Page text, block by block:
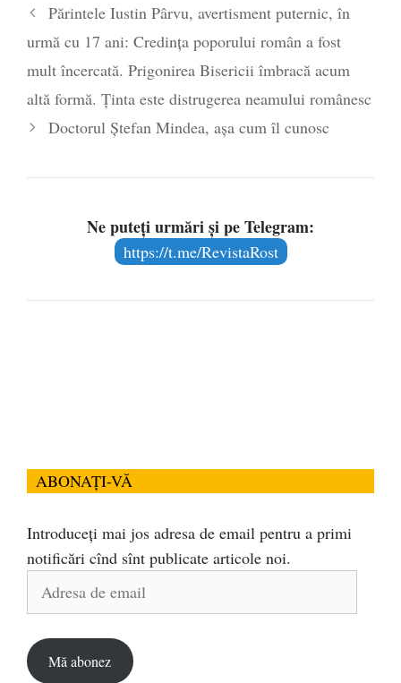
poetului Octavian Goga, înlăturat din Iași
- 16 aprilie 2026
Părintele Iustin Pârvu, avertisment puternic, în
urmă cu 17 ani: Credința poporului român a fost
mult încercată. Prigonirea Bisericii îmbracă acum
altă formă. Ținta este distrugerea neamului românesc
Doctorul Ștefan Mindea, așa cum îl cunosc
Ne puteți urmări și pe Telegram:
https://t.me/RevistaRost
ABONAȚI-VĂ
Introduceți mai jos adresa de email pentru a primi
notificări cînd sînt publicate articole noi.
Adresa
Mă abonez